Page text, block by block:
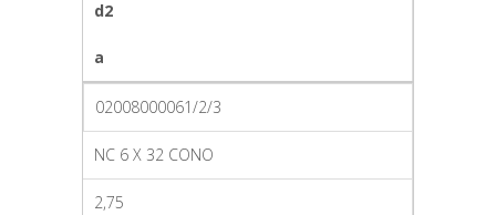
d2
a
02008000061/2/3
NC 6 X 32 CONO
2,75